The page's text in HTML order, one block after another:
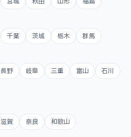
千葉 茨城 栃木 群馬
長野 岐阜 三重 富山 石川
滋賀 奈良 和歌山